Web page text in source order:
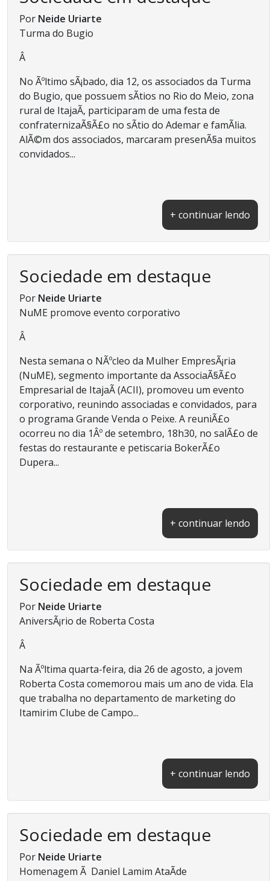
Por Neide Uriarte
Turma do Bugio
Â
No Ãºltimo sÃ¡bado, dia 12, os associados da Turma
do Bugio, que possuem sÃ­tios no Rio do Meio, zona
rural de ItajaÃ­, participaram de uma festa de
confraternizaÃ§Ã£o no sÃ­tio do Ademar e famÃ­lia.
AlÃ©m dos associados, marcaram presenÃ§a muitos
convidados...
+ continuar lendo
Sociedade em destaque
Por Neide Uriarte
NuME promove evento corporativo
Â
Nesta semana o NÃºcleo da Mulher EmpresÃ¡ria
(NuME), segmento importante da AssociaÃ§Ã£o
Empresarial de ItajaÃ­ (ACII), promoveu um evento
corporativo, reunindo associadas e convidados, para
o programa Grande Venda o Peixe. A reuniÃ£o
ocorreu no dia 1Âº de setembro, 18h30, no salÃ£o de
festas do restaurante e petiscaria BokerÃ£o
Dupera...
+ continuar lendo
Sociedade em destaque
Por Neide Uriarte
AniversÃ¡rio de Roberta Costa
Â
Na Ãºltima quarta-feira, dia 26 de agosto, a jovem
Roberta Costa comemorou mais um ano de vida. Ela
que trabalha no departamento de marketing do
Itamirim Clube de Campo...
+ continuar lendo
Sociedade em destaque
Por Neide Uriarte
Homenagem Ã Daniel Lamim AtaÃ­de